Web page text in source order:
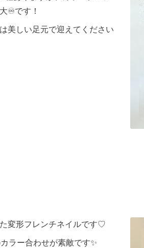
♾です！
美しい足元で迎えてください
変形フレンチネイルです♡
ラー合わせが素敵です✨